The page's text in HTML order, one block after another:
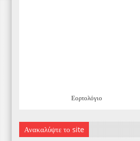
Εορτολόγιο
Ανακαλύψτε το site